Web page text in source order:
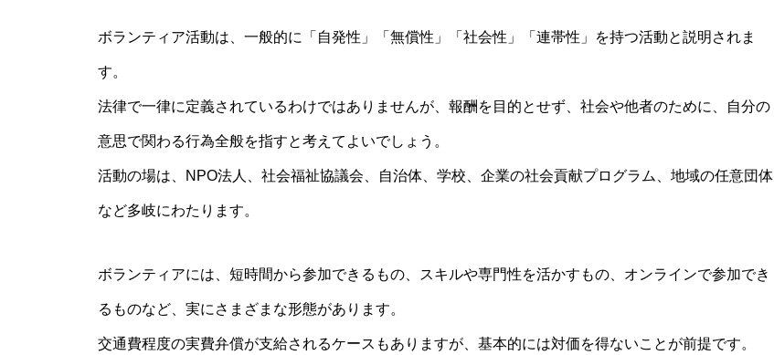
ボランティア活動は、一般的に「自発性」「無償性」「社会性」「連帯性」を持つ活動と説明されま
す。
法律で一律に定義されているわけではありませんが、報酬を目的とせず、社会や他者のために、自分の
意思で関わる行為全般を指すと考えてよいでしょう。
活動の場は、NPO法人、社会福祉協議会、自治体、学校、企業の社会貢献プログラム、地域の任意団体
など多岐にわたります。
ボランティアには、短時間から参加できるもの、スキルや専門性を活かすもの、オンラインで参加でき
るものなど、実にさまざまな形態があります。
交通費程度の実費弁償が支給されるケースもありますが、基本的には対価を得ないことが前提です。